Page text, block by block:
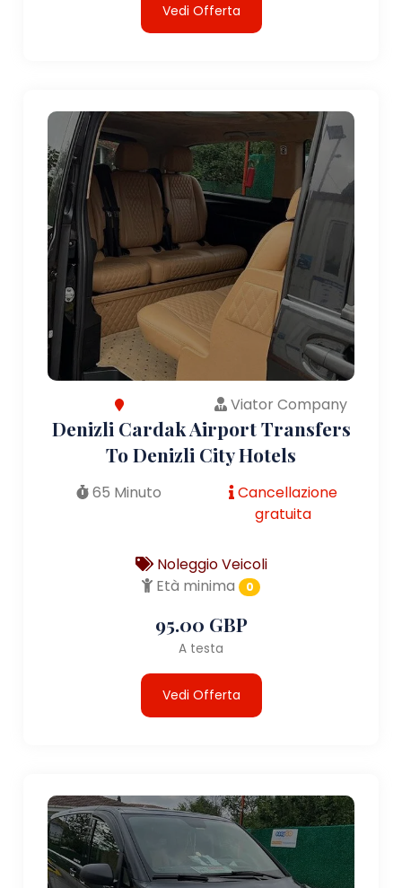
Vedi Offerta
Viator Company
Denizli Cardak Airport Transfers
To Denizli City Hotels
65 Minuto
Cancellazione
gratuita
Noleggio Veicoli
Età minima
0
95.00 GBP
A testa
Vedi Offerta